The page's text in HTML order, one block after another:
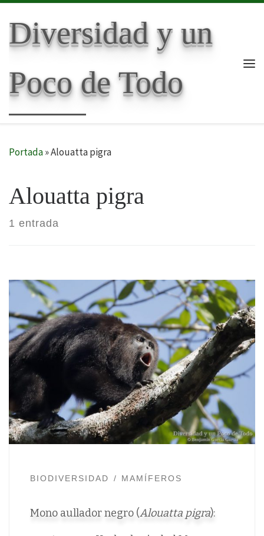
Diversidad y un
Poco de Todo
Portada»Alouatta pigra
Alouatta pigra
1 entrada
BIODIVERSIDAD MAMÍFEROS
Mono aullador negro (Alouatta pigra):